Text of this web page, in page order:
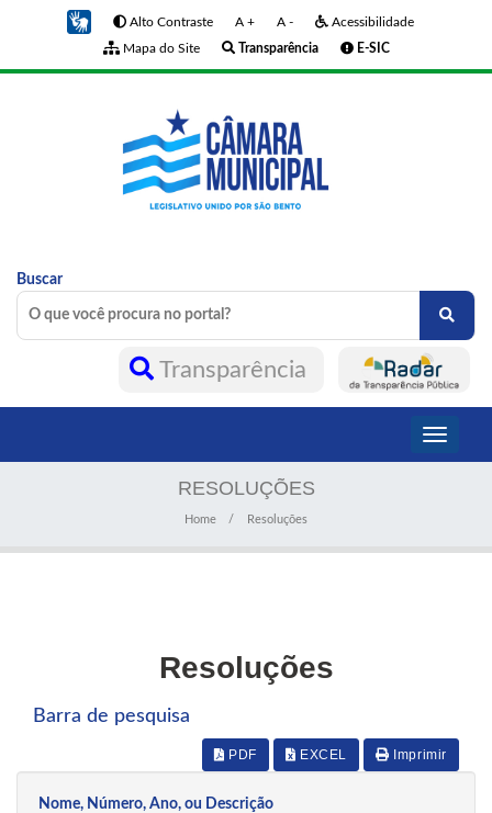
Alto Contraste A + A -
Acessibilidade
Mapa do Site
Transparência E-SIC
Buscar
Transparência
Toggle
RESOLUÇÕES
Home Resoluções
Resoluções
Barra de pesquisa
PDF EXCEL Imprimir
Nome, Número, Ano, ou Descrição